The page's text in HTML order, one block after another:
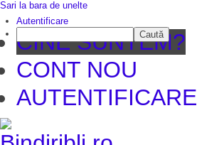
CINE SUNTEM?
CONT NOU
AUTENTIFICARE
Sari la bara de unelte
Autentificare
Caută